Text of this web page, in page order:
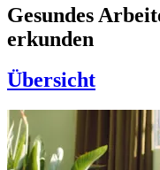
Gesundes
erkunden
Übersicht